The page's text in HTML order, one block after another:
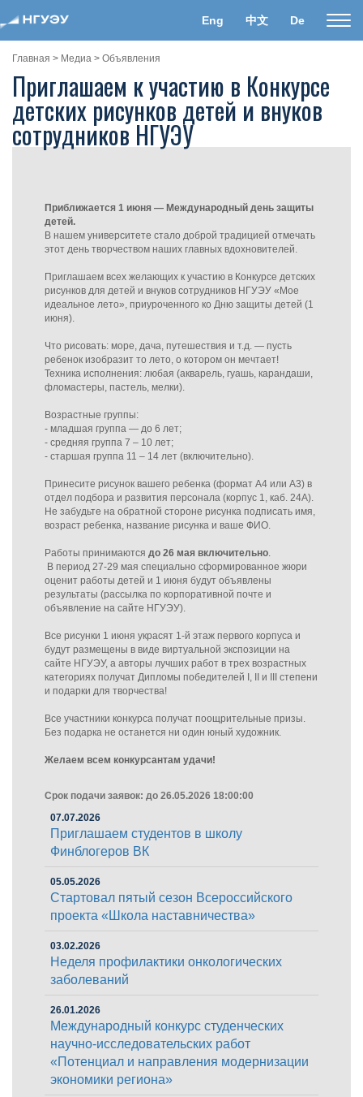
Eng 中文 De
Главная > Медиа > Объявления
Приглашаем к участию в Конкурсе
детских рисунков детей и внуков
сотрудников НГУЭУ
Приближается 1 июня — Международный день защиты
детей.
В нашем университете стало доброй традицией отмечать
этот день творчеством наших главных вдохновителей.
Приглашаем всех желающих к участию в Конкурсе детских
рисунков для детей и внуков сотрудников НГУЭУ «Мое
идеальное лето», приуроченного ко Дню защиты детей (1
июня).
Что рисовать: море, дача, путешествия и т.д. — пусть
ребенок изобразит то лето, о котором он мечтает!
Техника исполнения: любая (акварель, гуашь, карандаши,
фломастеры, пастель, мелки).
Возрастные группы:
- младшая группа — до 6 лет;
- средняя группа 7 – 10 лет;
- старшая группа 11 – 14 лет (включительно).
Принесите рисунок вашего ребенка (формат А4 или А3) в
отдел подбора и развития персонала (корпус 1, каб. 24А).
Не забудьте на обратной стороне рисунка подписать имя,
возраст ребенка, название рисунка и ваше ФИО.
Работы принимаются до 26 мая включительно.
В период 27-29 мая специально сформированное жюри
оценит работы детей и 1 июня будут объявлены
результаты (рассылка по корпоративной почте и
объявление на сайте НГУЭУ).
Все рисунки 1 июня украсят 1-й этаж первого корпуса и
будут размещены в виде виртуальной экспозиции на
сайте НГУЭУ, а авторы лучших работ в трех возрастных
категориях получат Дипломы победителей I, II и III степени
и подарки для творчества!
Все участники конкурса получат поощрительные призы.
Без подарка не останется ни один юный художник.
Желаем всем конкурсантам удачи!
Срок подачи заявок: до 26.05.2026 18:00:00
07.07.2026
Приглашаем студентов в школу
Финблогеров ВК
05.05.2026
Стартовал пятый сезон Всероссийского
проекта «Школа наставничества»
03.02.2026
Неделя профилактики онкологических
заболеваний
26.01.2026
Международный конкурс студенческих
научно-исследовательских работ
«Потенциал и направления модернизации
экономики региона»